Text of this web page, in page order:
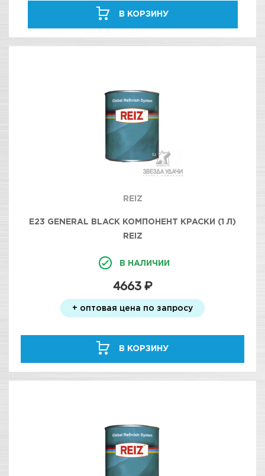
В КОРЗИНУ
REIZ
E23 GENERAL BLACK КОМПОНЕНТ КРАСКИ (1 Л)
REIZ
В НАЛИЧИИ
4663 ₽
+ оптовая цена по запросу
В КОРЗИНУ